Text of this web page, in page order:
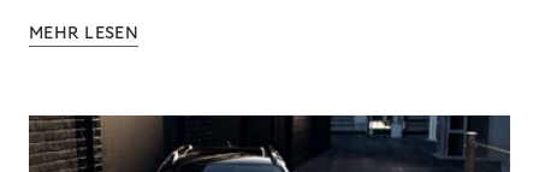
MEHR LESEN